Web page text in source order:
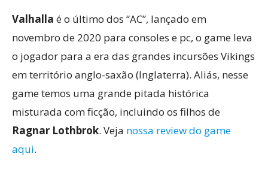
Valhalla é o último dos “AC”, lançado em
novembro de 2020 para consoles e pc, o game leva
o jogador para a era das grandes incursões Vikings
em território anglo-saxão (Inglaterra). Aliás, nesse
game temos uma grande pitada histórica
misturada com ficção, incluindo os filhos de
Ragnar Lothbrok. Veja nossa review do game
aqui.